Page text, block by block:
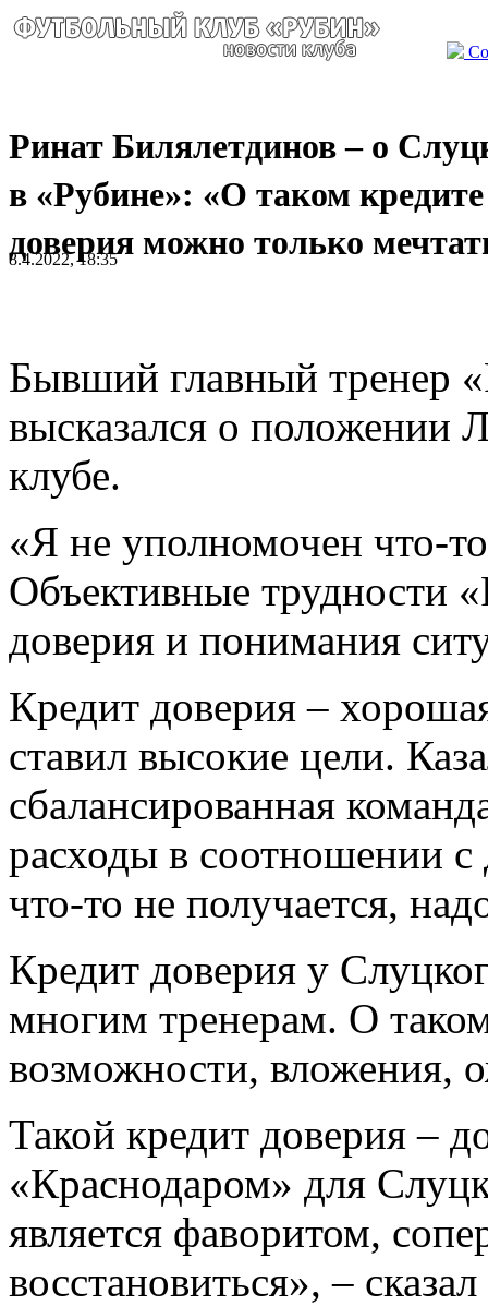
Ринат Билялетдинов – о
в «Рубине»: «О таком кредите
доверия можно только
8.4.2022, 18:35
Бывший главный тренер
высказался о положении
клубе.
«Я не уполномочен что-
Объективные трудности
доверия и понимания
Кредит доверия –
ставил высокие цели.
сбалансированная
расходы в соотношении
что-то не получается,
Кредит доверия у
многим тренерам. О
возможности, вложения,
Такой кредит доверия –
«Краснодаром» для
является фаворитом,
восстановиться», –